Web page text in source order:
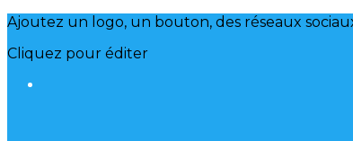
Ajoutez un logo, un bouton, des réseaux
Cliquez pour éditer